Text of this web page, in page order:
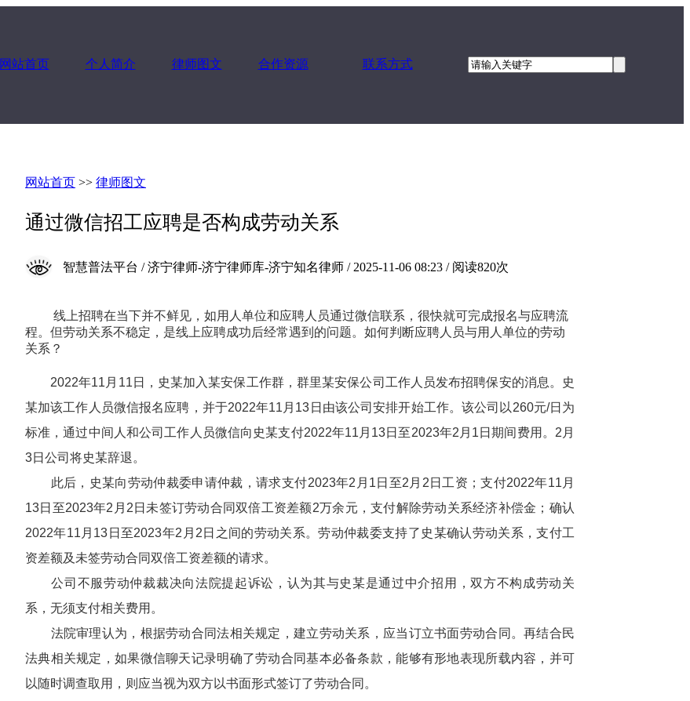
网站首页 个人简介 律师图文 合作资源 联系方式
网站首页 >> 律师图文
通过微信招工应聘是否构成劳动关系
智慧普法平台 / 济宁律师-济宁律师库-济宁知名律师 / 2025-11-06 08:23 / 阅读820次
线上招聘在当下并不鲜见，如用人单位和应聘人员通过微信联系，很快就可完成报名与应聘流
程。但劳动关系不稳定，是线上应聘成功后经常遇到的问题。如何判断应聘人员与用人单位的劳动
关系？
2022年11月11日，史某加入某安保工作群，群里某安保公司工作人员发布招聘保安的消息。史
某加该工作人员微信报名应聘，并于2022年11月13日由该公司安排开始工作。该公司以260元/日为
标准，通过中间人和公司工作人员微信向史某支付2022年11月13日至2023年2月1日期间费用。2月
3日公司将史某辞退。
此后，史某向劳动仲裁委申请仲裁，请求支付2023年2月1日至2月2日工资；支付2022年11月
13日至2023年2月2日未签订劳动合同双倍工资差额2万余元，支付解除劳动关系经济补偿金；确认
2022年11月13日至2023年2月2日之间的劳动关系。劳动仲裁委支持了史某确认劳动关系，支付工
资差额及未签劳动合同双倍工资差额的请求。
公司不服劳动仲裁裁决向法院提起诉讼，认为其与史某是通过中介招用，双方不构成劳动关
系，无须支付相关费用。
法院审理认为，根据劳动合同法相关规定，建立劳动关系，应当订立书面劳动合同。再结合民
法典相关规定，如果微信聊天记录明确了劳动合同基本必备条款，能够有形地表现所载内容，并可
以随时调查取用，则应当视为双方以书面形式签订了劳动合同。